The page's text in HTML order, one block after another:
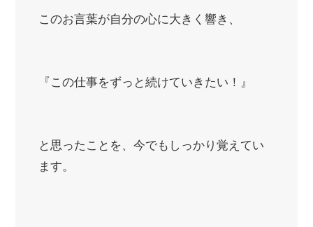
このお言葉が自分の心に大きく響き、
『この仕事をずっと続けていきたい！』
と思ったことを、今でもしっかり覚えてい
ます。